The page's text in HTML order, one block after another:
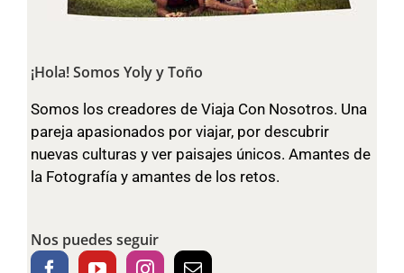
¡Hola! Somos Yoly y Toño
Somos los creadores de Viaja Con Nosotros. Una
pareja apasionados por viajar, por descubrir
nuevas culturas y ver paisajes únicos. Amantes de
la Fotografía y amantes de los retos.
Nos puedes seguir